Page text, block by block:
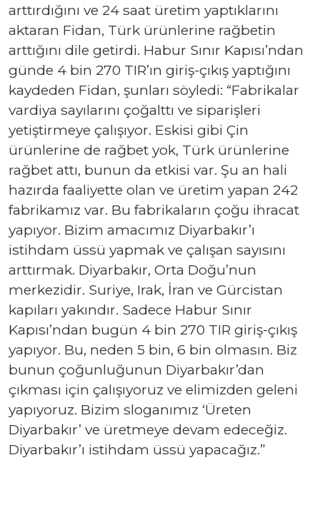
arttırdığını ve 24 saat üretim yaptıklarını
aktaran Fidan, Türk ürünlerine rağbetin
arttığını dile getirdi. Habur Sınır Kapısı’ndan
günde 4 bin 270 TIR’ın giriş-çıkış yaptığını
kaydeden Fidan, şunları söyledi: “Fabrikalar
vardiya sayılarını çoğalttı ve siparişleri
yetiştirmeye çalışıyor. Eskisi gibi Çin
ürünlerine de rağbet yok, Türk ürünlerine
rağbet attı, bunun da etkisi var. Şu an hali
hazırda faaliyette olan ve üretim yapan 242
fabrikamız var. Bu fabrikaların çoğu ihracat
yapıyor. Bizim amacımız Diyarbakır’ı
istihdam üssü yapmak ve çalışan sayısını
arttırmak. Diyarbakır, Orta Doğu’nun
merkezidir. Suriye, Irak, İran ve Gürcistan
kapıları yakındır. Sadece Habur Sınır
Kapısı’ndan bugün 4 bin 270 TIR giriş-çıkış
yapıyor. Bu, neden 5 bin, 6 bin olmasın. Biz
bunun çoğunluğunun Diyarbakır’dan
çıkması için çalışıyoruz ve elimizden geleni
yapıyoruz. Bizim sloganımız ‘Üreten
Diyarbakır’ ve üretmeye devam edeceğiz.
Diyarbakır’ı istihdam üssü yapacağız.”